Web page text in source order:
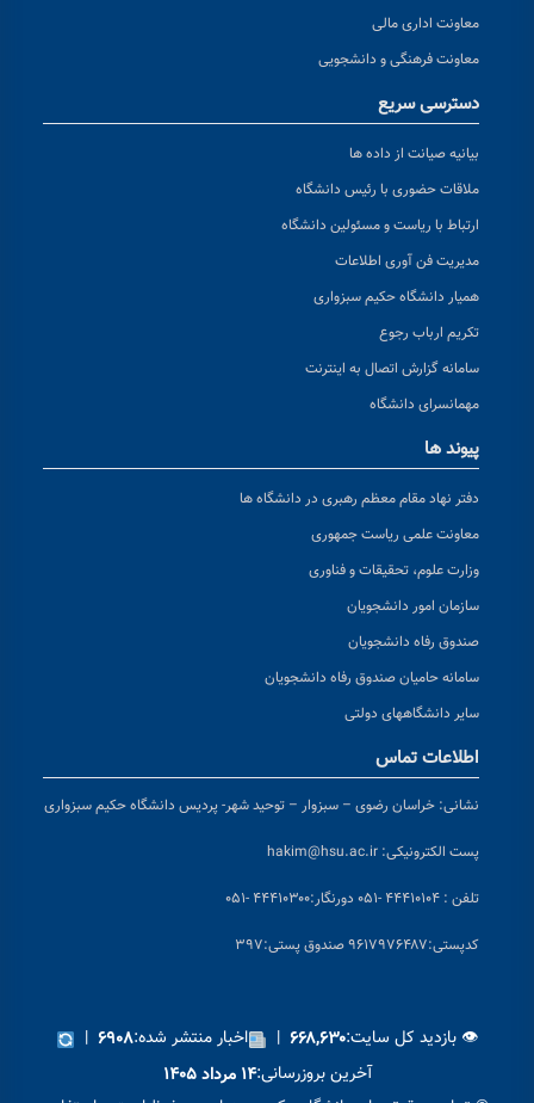
معاونت اداری مالی
معاونت فرهنگی و دانشجویی
دسترسی سریع
بیانیه صیانت از داده ها
ملاقات حضوری با رئیس دانشگاه
ارتباط با ریاست و مسئولین دانشگاه
مدیریت فن آوری اطلاعات
همیار دانشگاه حکیم سبزواری
تکریم ارباب رجوع
سامانه گزارش اتصال به اینترنت
مهمانسرای دانشگاه
پیوند ها
دفتر نهاد مقام معظم رهبری در دانشگاه ها
معاونت علمی ریاست جمهوری
وزارت علوم، تحقیقات و فناوری
سازمان امور دانشجویان
صندوق رفاه دانشجویان
سامانه حامیان صندوق رفاه دانشجویان
سایر دانشگاههای دولتی
اطلاعات تماس
نشانی: خراسان رضوی – سبزوار – توحید شهر- پردیس دانشگاه حکیم سبزواری
پست الکترونیکی: hakim@hsu.ac.ir
تلفن : ۴۴۴۱۰۱۰۴ -۰۵۱ دورنگار:۴۴۴۱۰۳۰۰ -۰۵۱
کدپستی:۹۶۱۷۹۷۶۴۸۷ صندوق پستی:۳۹۷
👁 بازدید کل سایت:۶۶۸,۶۳۰ | اخبار منتشر شده:۶۹۰۸ |
آخرین بروزرسانی:۱۴ مرداد ۱۴۰۵